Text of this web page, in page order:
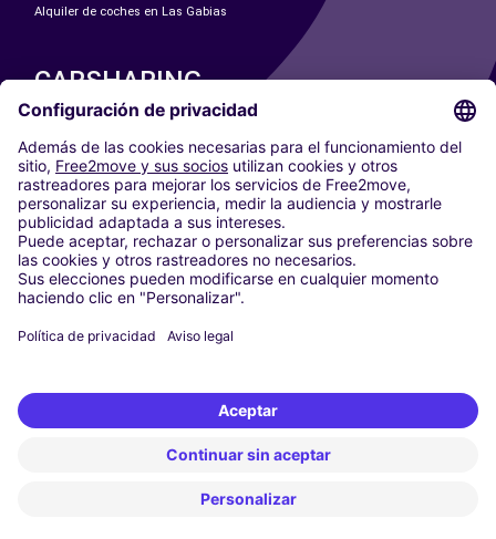
Alquiler de coches en Las Gabias
CARSHARING
NUESTRAS CIUDADES
Paris
Madrid
Washington DC
Milán
Roma
Turín
Viena
Berlín
Düsseldorf